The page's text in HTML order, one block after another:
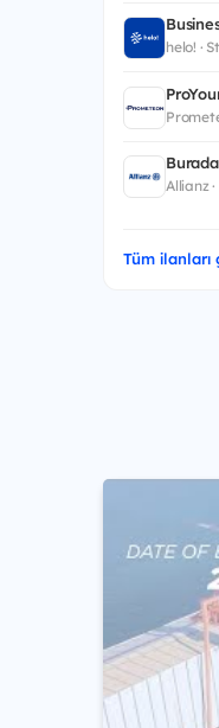
helo! ·
Allianz
Tüm